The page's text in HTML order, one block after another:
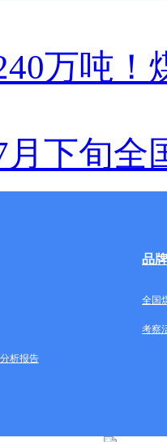
万吨！
下旬全
品
全国
考察
析报告